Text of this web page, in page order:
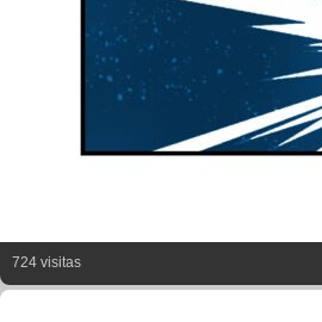
724 visitas